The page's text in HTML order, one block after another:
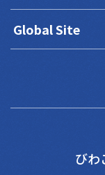
Global Site
びわ